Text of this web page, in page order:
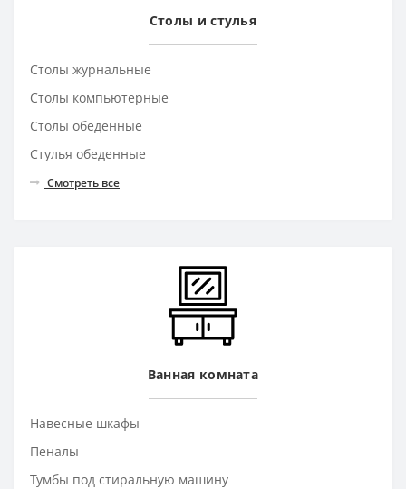
Столы и стулья
Столы журнальные
Столы компьютерные
Столы обеденные
Стулья обеденные
Смотреть все
Ванная комната
Навесные шкафы
Пеналы
Тумбы под стиральную машину